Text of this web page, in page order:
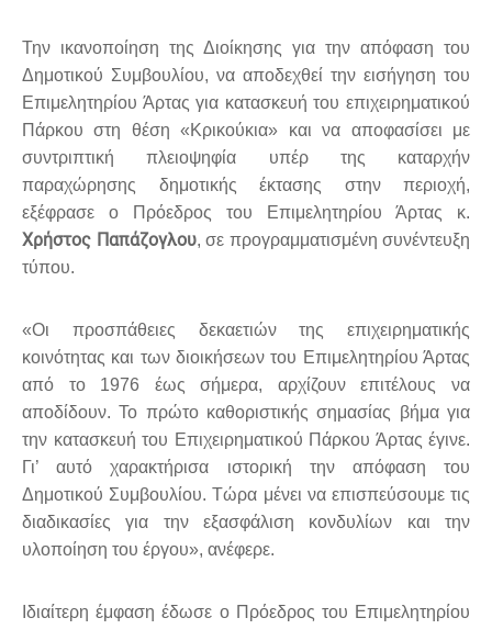
Την ικανοποίηση της Διοίκησης για την απόφαση του
Δημοτικού Συμβουλίου, να αποδεχθεί την εισήγηση του
Επιμελητηρίου Άρτας για κατασκευή του επιχειρηματικού
Πάρκου στη θέση «Κρικούκια» και να αποφασίσει με
συντριπτική πλειοψηφία υπέρ της καταρχήν
παραχώρησης δημοτικής έκτασης στην περιοχή,
εξέφρασε ο Πρόεδρος του Επιμελητηρίου Άρτας κ.
Χρήστος Παπάζογλου, σε προγραμματισμένη συνέντευξη
τύπου.
«Οι προσπάθειες δεκαετιών της επιχειρηματικής
κοινότητας και των διοικήσεων του Επιμελητηρίου Άρτας
από το 1976 έως σήμερα, αρχίζουν επιτέλους να
αποδίδουν. Το πρώτο καθοριστικής σημασίας βήμα για
την κατασκευή του Επιχειρηματικού Πάρκου Άρτας έγινε.
Γι’ αυτό χαρακτήρισα ιστορική την απόφαση του
Δημοτικού Συμβουλίου. Τώρα μένει να επισπεύσουμε τις
διαδικασίες για την εξασφάλιση κονδυλίων και την
υλοποίηση του έργου», ανέφερε.
Ιδιαίτερη έμφαση έδωσε ο Πρόεδρος του Επιμελητηρίου